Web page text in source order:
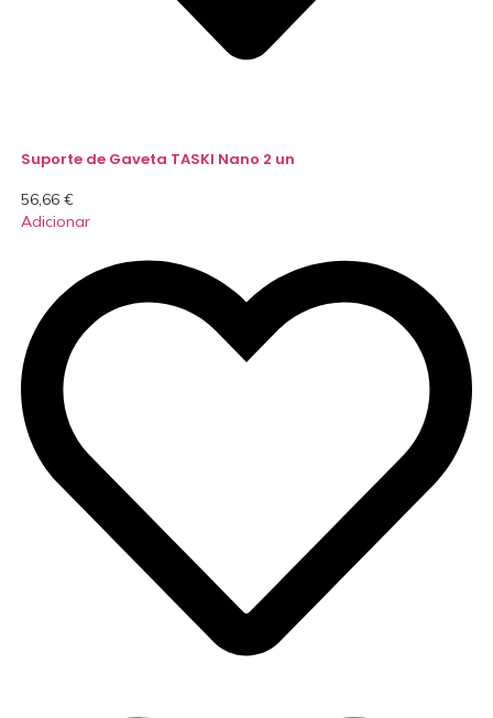
Suporte de Gaveta TASKI Nano 2 un
56,66 €
Adicionar